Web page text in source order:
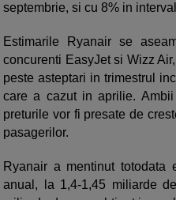
septembrie, si cu 8% in
Estimarile Ryanair se
concurenti EasyJet si Wizz
peste asteptari in trimestrul
care a cazut in aprilie.
preturile vor fi presate de
pasagerilor.
Ryanair a mentinut totodata
anual, la 1,4-1,45 miliarde